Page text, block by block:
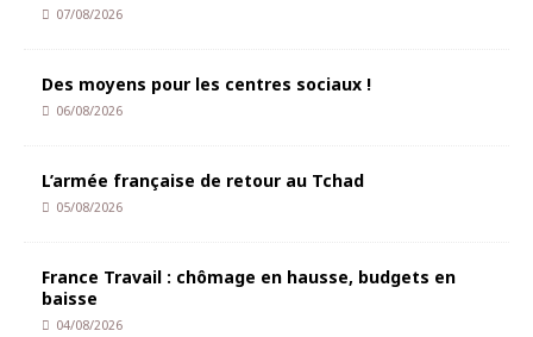
07/08/2026
Des moyens pour les centres sociaux !
06/08/2026
L’armée française de retour au Tchad
05/08/2026
France Travail : chômage en hausse, budgets en
baisse
04/08/2026